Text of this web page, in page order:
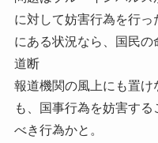
に対して妨害行為を行
にある状況なら、国民
道断
報道機関の風上にも置
も、国事行為を妨害す
べき行為かと。